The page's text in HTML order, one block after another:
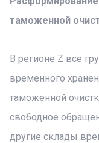
таможенной
В регионе Z все
временного
таможенной
свободное
другие склады